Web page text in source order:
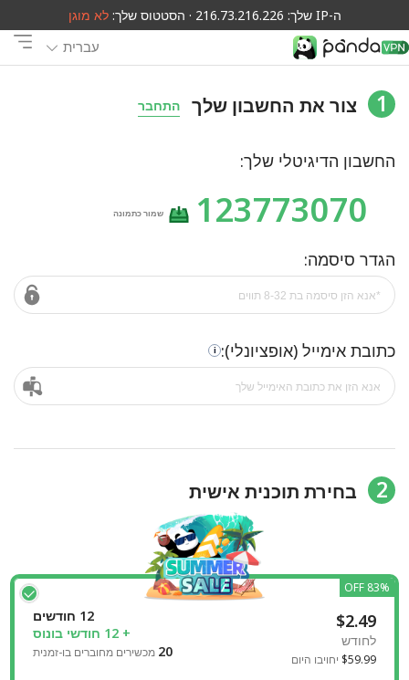
ה-IP שלך: 216.73.216.226 · הסטטוס שלך: לא מוגן
עברית
1 צור את החשבון שלך התחבר
החשבון הדיגיטלי שלך:
123773070 שמור כתמונה
הגדר סיסמה:
כתובת אימייל (אופציונלי): i
2 בחירת תוכנית אישית
12 חודשים
+ 12 חודשי בונוס
20 מכשירים מחוברים בו-זמנית
$2.49
לחודש
$59.99 יחויבו היום
83% OFF